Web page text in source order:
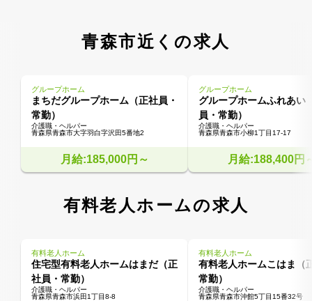
青森市近くの求人
グループホーム
まちだグループホーム（正社員・
常勤）
介護職・ヘルパー
青森県青森市大字羽白字沢田5番地2
月給:185,000円～
グループホーム
グループホームふれあい
員・常勤）
介護職・ヘルパー
青森県青森市小柳1丁目17-17
月給:188,400円
有料老人ホームの求人
有料老人ホーム
住宅型有料老人ホームはまだ（正
社員・常勤）
介護職・ヘルパー
青森県青森市浜田1丁目8-8
有料老人ホーム
有料老人ホームこはま（
常勤）
介護職・ヘルパー
青森県青森市沖館5丁目15番32号